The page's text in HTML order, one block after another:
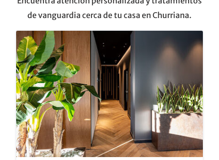
de vanguardia cerca de tu casa en Churriana.